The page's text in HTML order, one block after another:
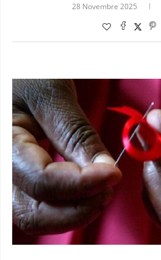
28 Novembre 2025